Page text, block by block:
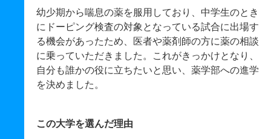
幼少期から喘息の薬を服用しており、中学生のとき
にドーピング検査の対象となっている試合に出場す
る機会があったため、医者や薬剤師の方に薬の相談
に乗っていただきました。これがきっかけとなり、
自分も誰かの役に立ちたいと思い、薬学部への進学
を決めました。
この大学を選んだ理由